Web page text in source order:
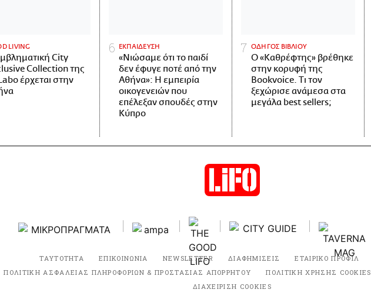
LIVING
City
Collection της
έρχεται στην
ΕΚΠΑΙΔΕΥΣΗ
«Νιώσαμε ότι το παιδί
δεν έφυγε ποτέ από την
Αθήνα»: Η εμπειρία
οικογενειών που
επέλεξαν σπουδές στην
Κύπρο
ΟΔΗΓΟΣ ΒΙΒΛΙΟΥ
Ο «Καθρέφτης» βρέθηκε
στην κορυφή της
Bookvoice. Τι τον
ξεχώρισε ανάμεσα στα
μεγάλα best sellers;
ΤΑΥΤΟΤΗΤΑ ΕΠΙΚΟΙΝΩΝΙΑ NEWSLETTER ΔΙΑΦΗΜΙΣΕΙΣ ΕΤΑΙΡΙΚΟ ΠΡΟΦΙΛ
ΠΟΛΙΤΙΚΗ ΑΣΦΑΛΕΙΑΣ ΠΛΗΡΟΦΟΡΙΩΝ & ΠΡΟΣΤΑΣΙΑΣ ΑΠΟΡΡΗΤΟΥ
ΠΟΛΙΤΙΚΗ ΧΡΗΣΗΣ COOKIES
ΔΙΑΧΕΙΡΙΣΗ COOKIES